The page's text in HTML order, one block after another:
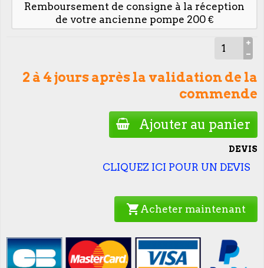
Remboursement de consigne à la réception
de votre ancienne pompe 200 €
2 à 4 jours après la validation de la
commende
Ajouter au panier
DEVIS
CLIQUEZ ICI POUR UN DEVIS
shopping_cart Acheter maintenant